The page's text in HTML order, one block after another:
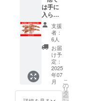
認 「エ
ビ応援
団」 の
称号を
授与！
ご支援
をいた
だいた
方の お
名前
（ニッ
クネー
は手に
入らな
い！王
の海老
で贅沢
なひと
ときを
**（夏
のBBQ
にぴっ
たり）
「王の
海老」
支援
者：
6人
お届
け予
定：
2025
年07
月
こ
の
リ
タ
ー